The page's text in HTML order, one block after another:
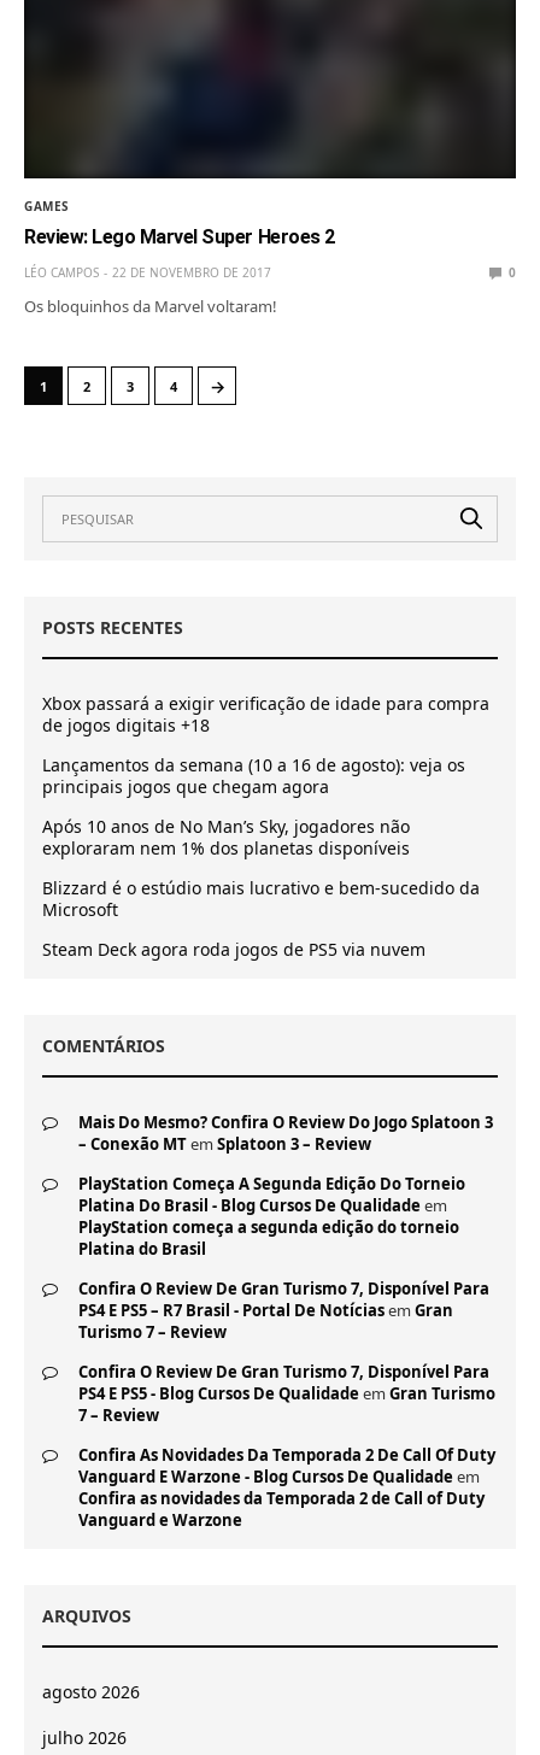
GAMES
Review: Lego Marvel Super Heroes 2
LÉO CAMPOS 22 DE NOVEMBRO DE 2017 0
Os bloquinhos da Marvel voltaram!
1 2 3 4 →
POSTS RECENTES
Xbox passará a exigir verificação de idade para compra
de jogos digitais +18
Lançamentos da semana (10 a 16 de agosto): veja os
principais jogos que chegam agora
Após 10 anos de No Man’s Sky, jogadores não
exploraram nem 1% dos planetas disponíveis
Blizzard é o estúdio mais lucrativo e bem-sucedido da
Microsoft
Steam Deck agora roda jogos de PS5 via nuvem
COMENTÁRIOS
Mais Do Mesmo? Confira O Review Do Jogo Splatoon 3
– Conexão MTem Splatoon 3 – Review
PlayStation Começa A Segunda Edição Do Torneio
Platina Do Brasil - Blog Cursos De Qualidade em
PlayStation começa a segunda edição do torneio
Platina do Brasil
Confira O Review De Gran Turismo 7, Disponível Para
PS4 E PS5 – R7 Brasil - Portal De Notíciasem Gran
Turismo 7 – Review
Confira O Review De Gran Turismo 7, Disponível Para
PS4 E PS5 - Blog Cursos De Qualidade em Gran Turismo
7 – Review
Confira As Novidades Da Temporada 2 De Call Of Duty
Vanguard E Warzone - Blog Cursos De Qualidade em
Confira as novidades da Temporada 2 de Call of Duty
Vanguard e Warzone
ARQUIVOS
agosto 2026
julho 2026